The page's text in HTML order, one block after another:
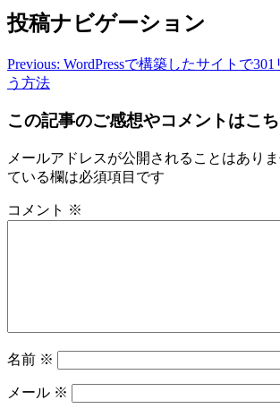
投稿ナビゲーション
Previous: WordPressで構築したサイトで
う方法
この記事のご感想やコメントはこ
メールアドレスが公開されることはありま
ている欄は必須項目です
コメント ※
名前 ※
メール ※